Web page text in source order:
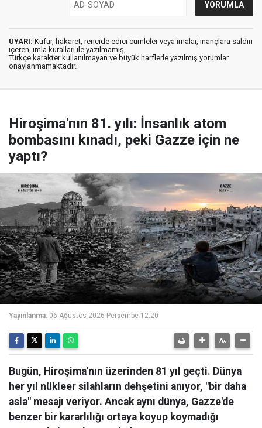
UYARI: Küfür, hakaret, rencide edici cümleler veya imalar, inançlara saldırı
içeren, imla kuralları ile yazılmamış,
Türkçe karakter kullanılmayan ve büyük harflerle yazılmış yorumlar
onaylanmamaktadır.
Hiroşima'nın 81. yılı: İnsanlık atom
bombasını kınadı, peki Gazze için ne
yaptı?
Yayınlanma: 06 Ağustos 2026 Perşembe 12:20
Bugün, Hiroşima'nın üzerinden 81 yıl geçti. Dünya
her yıl nükleer silahların dehşetini anıyor, "bir daha
asla" mesajı veriyor. Ancak aynı dünya, Gazze'de
benzer bir kararlılığı ortaya koyup koymadığı